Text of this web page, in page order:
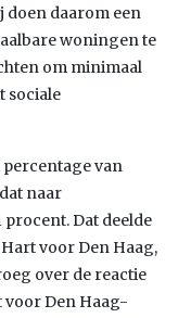
doen daarom een
woningen te
om minimaal
sociale
van
naar
procent. Dat deelde
voor Den Haag,
over de reactie
voor Den Haag-